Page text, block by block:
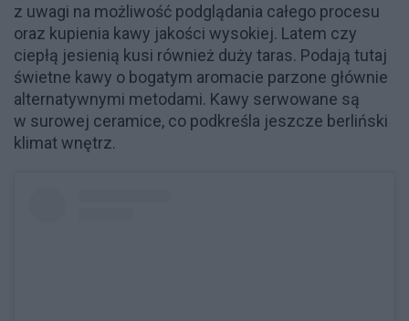
z uwagi na możliwość podglądania całego procesu
oraz kupienia kawy jakości wysokiej. Latem czy
ciepłą jesienią kusi również duży taras. Podają tutaj
świetne kawy o bogatym aromacie parzone głównie
alternatywnymi metodami. Kawy serwowane są
w surowej ceramice, co podkreśla jeszcze berliński
klimat wnętrz.